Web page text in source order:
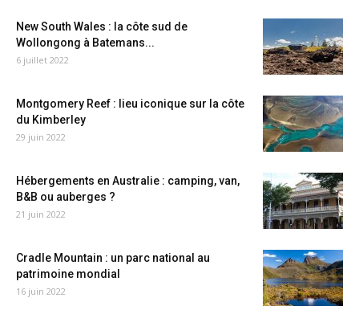
New South Wales : la côte sud de
Wollongong à Batemans...
6 juillet 2022
Montgomery Reef : lieu iconique sur la côte
du Kimberley
29 juin 2022
Hébergements en Australie : camping, van,
B&B ou auberges ?
21 juin 2022
Cradle Mountain : un parc national au
patrimoine mondial
16 juin 2022